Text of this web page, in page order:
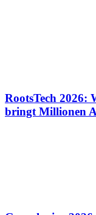
RootsTech 2026:
bringt Millionen